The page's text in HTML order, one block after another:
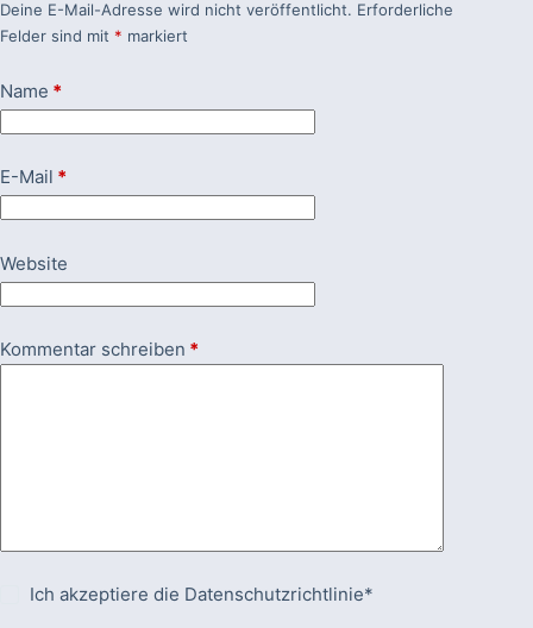
Deine E-Mail-Adresse wird nicht veröffentlicht. Erforderliche
Felder sind mit * markiert
Name *
E-Mail *
Website
Kommentar schreiben *
Ich akzeptiere die Datenschutzrichtlinie*